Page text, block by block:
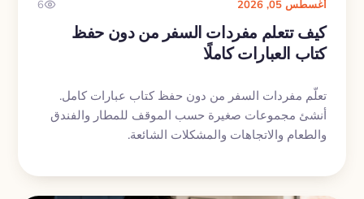
أغسطس 05, 2026 6
كيف تتعلم مفردات السفر من دون حفظ
كتاب العبارات كاملًا
تعلّم مفردات السفر من دون حفظ كتاب عبارات كامل.
أنشئ مجموعات صغيرة حسب الموقف للمطار والفندق
والطعام والاتجاهات والمشكلات الشائعة.